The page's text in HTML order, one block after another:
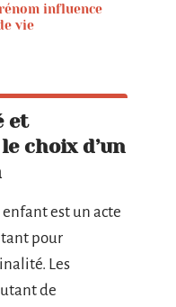
influence
vie
et
choix d’un
est un acte
tant pour
Les
de